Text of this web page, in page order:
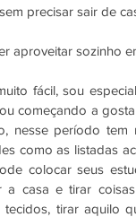
precisar sair de
aproveitar sozinho
fácil, sou
começando a
nesse período
como as listadas
colocar seus
a casa e tirar
tecidos, tirar aquilo